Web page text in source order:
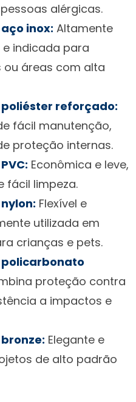
alérgicas.
inox: Altamente
indicada para
ou áreas com alta
reforçado:
fácil manutenção,
proteção internas.
Econômica e leve,
fácil limpeza.
Flexível e
utilizada em
crianças e pets.
proteção contra
a impactos e
Elegante e
de alto padrão